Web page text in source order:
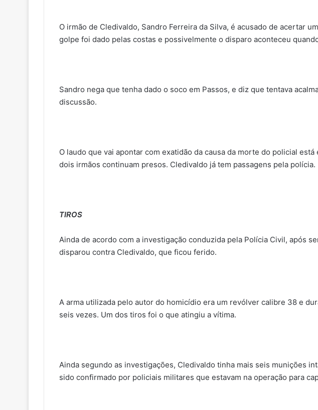
O irmão de Cledivaldo, Sandro Ferreira da Silva, é acusado de acertar
golpe foi dado pelas costas e possivelmente o disparo aconteceu
Sandro nega que tenha dado o soco em Passos, e diz que tentava
discussão.
O laudo que vai apontar com exatidão da causa da morte do policial está
dois irmãos continuam presos. Cledivaldo já tem passagens pela polícia.
TIROS
Ainda de acordo com a investigação conduzida pela Polícia Civil, após
disparou contra Cledivaldo, que ficou ferido.
A arma utilizada pelo autor do homicídio era um revólver calibre 38 e
seis vezes. Um dos tiros foi o que atingiu a vítima.
Ainda segundo as investigações, Cledivaldo tinha mais seis munições
sido confirmado por policiais militares que estavam na operação para